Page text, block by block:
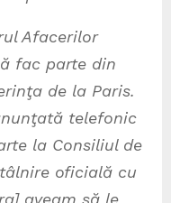
Afacerilor
fac parte din
de la Paris.
telefonic
la Consiliul de
oficială cu
aveam să le